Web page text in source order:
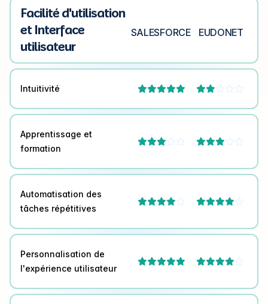
Facilité d'utilisation
et Interface
utilisateur
SALESFORCE EUDONET
Intuitivité  
Apprentissage et
formation
 
Automatisation des
tâches répétitives
 
Personnalisation de
l'expérience utilisateur
 